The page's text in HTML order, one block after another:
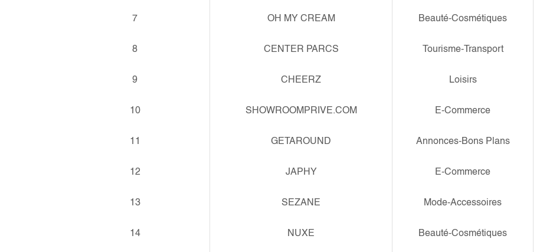
7 OH MY CREAM Beauté-Cosmétiques
8 CENTER PARCS Tourisme-Transport
9 CHEERZ Loisirs
10 SHOWROOMPRIVE.COM E-Commerce
11 GETAROUND Annonces-Bons Plans
12 JAPHY E-Commerce
13 SEZANE Mode-Accessoires
14 NUXE Beauté-Cosmétiques